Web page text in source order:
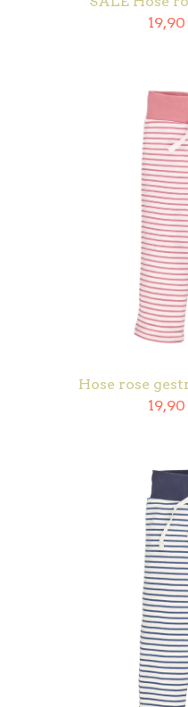
19,90
Hose rose
19,90